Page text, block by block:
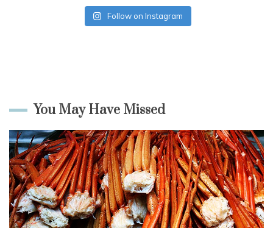
Follow on Instagram
You May Have Missed